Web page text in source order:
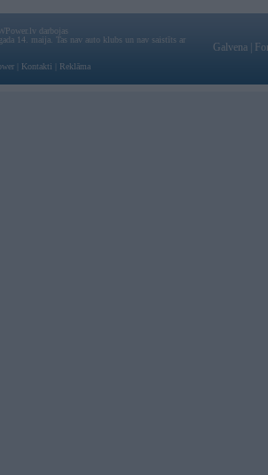
darbojas
14. maija. Tas nav auto klubs un nav saistīts ar
Kontakti Reklāma
Galvena